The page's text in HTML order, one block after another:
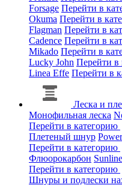
Forsage Перейти в
Okuma Перейти в
Flagman Перейти в
Cadence Перейти в
Mikado Перейти в
Lucky John Перейти в
Linea Effe Перейти в
Леска и
Монофильная леска
Перейти в категорию
Плетеный шнур
Перейти в категорию
Флюорокарбон Sunline
Перейти в категорию
Шнуры и подлески